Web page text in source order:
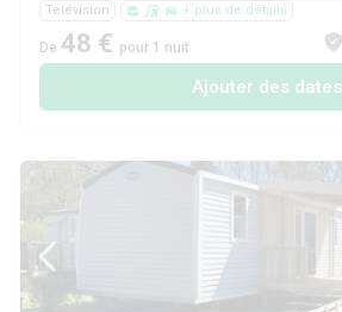
Télévision
+ plus de détails
De 48 € pour 1 nuit
Ajouter des dates